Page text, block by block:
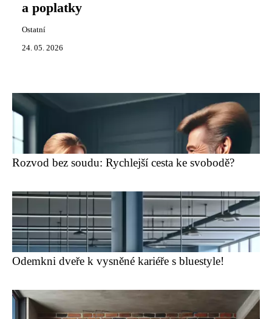
a poplatky
Ostatní
24. 05. 2026
Rozvod bez soudu: Rychlejší cesta ke svobodě?
Odemkni dveře k vysněné kariéře s bluestyle!